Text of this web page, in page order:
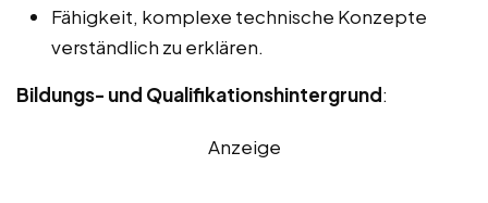
Fähigkeit, komplexe technische Konzepte
verständlich zu erklären.
Bildungs- und Qualifikationshintergrund:
Anzeige